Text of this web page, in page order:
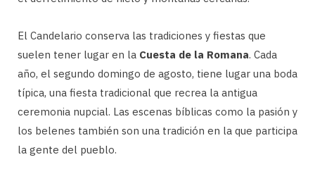
El Candelario conserva las tradiciones y fiestas que
suelen tener lugar en la Cuesta de la Romana. Cada
año, el segundo domingo de agosto, tiene lugar una boda
típica, una fiesta tradicional que recrea la antigua
ceremonia nupcial. Las escenas bíblicas como la pasión y
los belenes también son una tradición en la que participa
la gente del pueblo.